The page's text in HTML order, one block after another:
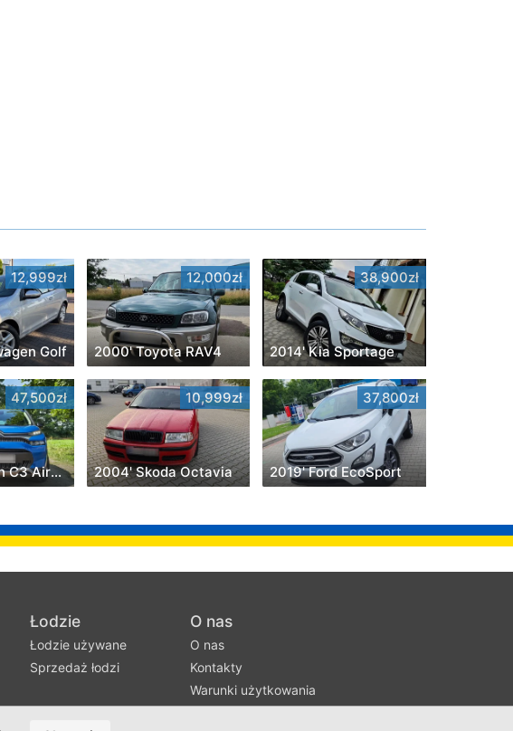
12,999zł
Golf
12,000zł
2000' Toyota RAV4
38,900zł
2014' Kia Sportage
47,500zł
2021' Citroen C3 Aircross
10,999zł
2004' Skoda Octavia
37,800zł
2019' Ford EcoSport
Łodzie
Łodzie używane
Sprzedaż łodzi
O nas
O nas
Kontakty
Warunki użytkowania